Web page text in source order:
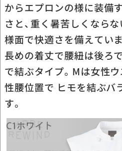
からエプロンの様に装備
さと、重く暑苦しくなら
様面で快適さを備えてい
長めの着丈で腰紐は後ろ
で結ぶタイプ。Mは女性
性腰位置で ヒモを結ぶバ
す。